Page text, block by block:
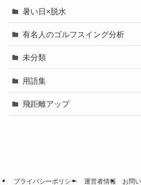
暑い日×脱水
有名人のゴルフスイング分析
未分類
用語集
飛距離アップ
プライバシーポリシー 運営者情報 お問